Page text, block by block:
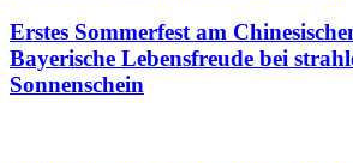
Erstes Sommerfest am
Bayerische Lebensfreude bei
Sonnenschein